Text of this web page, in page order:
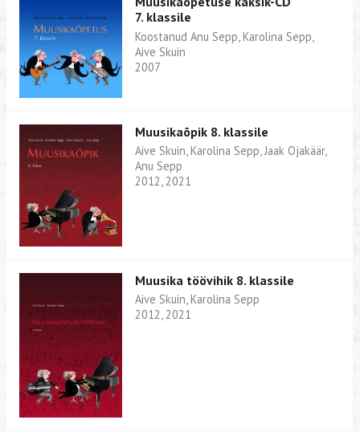
7. klassile
Koostanud Anu Sepp, Karolina Sepp,
Aive Skuin
2007
Muusikaõpik 8. klassile
Aive Skuin, Karolina Sepp, Jaak Ojakäär,
Anu Sepp
2012, 2021
Muusika töövihik 8. klassile
Aive Skuin, Karolina Sepp
2012, 2021